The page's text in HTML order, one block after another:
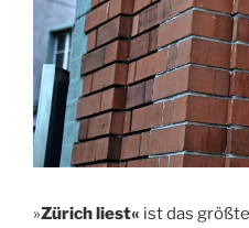
»Zürich liest« ist das